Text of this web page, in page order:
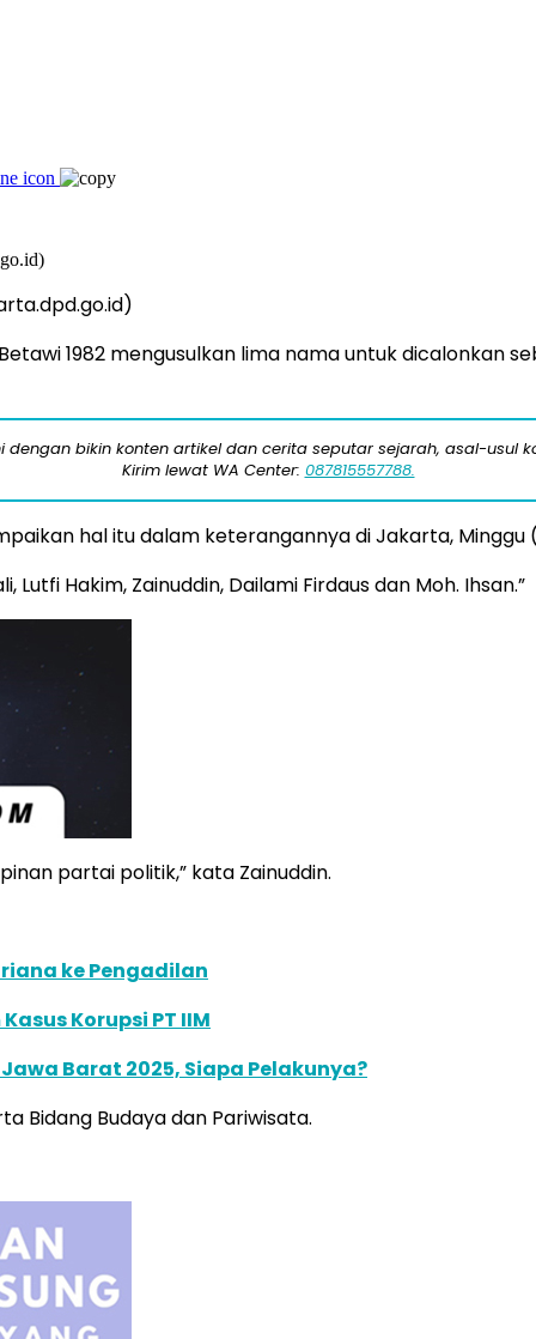
1982 mengusulkan lima nama untuk dicalonkan
bikin konten artikel dan cerita seputar sejarah, asal-usul
Kirim lewat WA Center: 087815557788.
hal itu dalam keterangannya di Jakarta,
Hakim, Zainuddin, Dailami Firdaus dan Moh. Ihsan.”
partai politik,” kata Zainuddin.
ke Pengadilan
Korupsi PT IIM
Barat 2025, Siapa Pelakunya?
Bidang Budaya dan Pariwisata.